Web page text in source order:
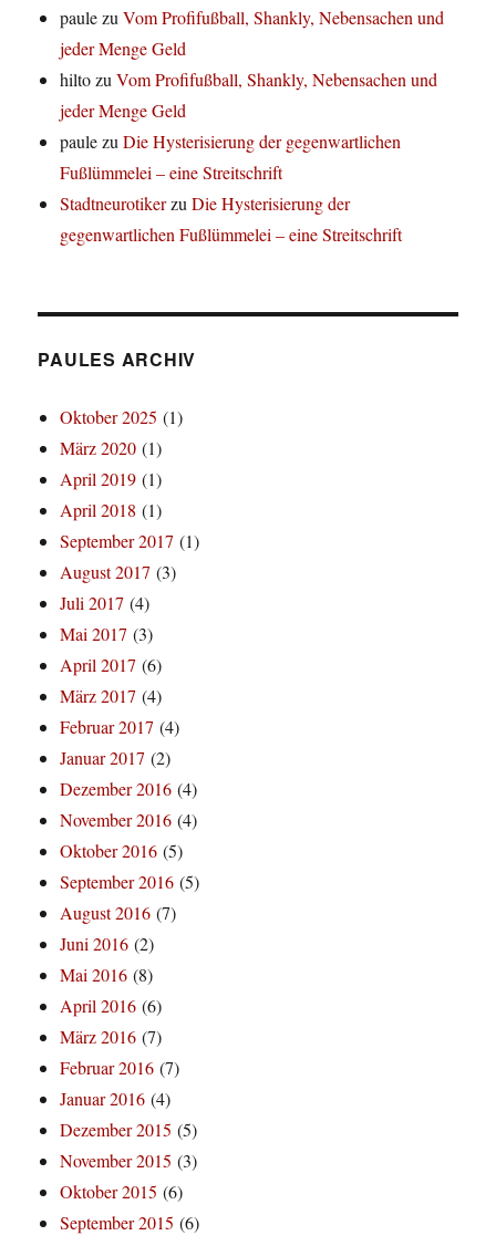
paulezuVom Profifußball, Shankly, Nebensachen und
jeder Menge Geld
hiltozuVom Profifußball, Shankly, Nebensachen und
jeder Menge Geld
paulezuDie Hysterisierung der gegenwartlichen
Fußlümmelei – eine Streitschrift
StadtneurotikerzuDie Hysterisierung der
gegenwartlichen Fußlümmelei – eine Streitschrift
PAULES ARCHIV
Oktober 2025 (1)
März 2020 (1)
April 2019 (1)
April 2018 (1)
September 2017 (1)
August 2017 (3)
Juli 2017 (4)
Mai 2017 (3)
April 2017 (6)
März 2017 (4)
Februar 2017 (4)
Januar 2017 (2)
Dezember 2016 (4)
November 2016 (4)
Oktober 2016 (5)
September 2016 (5)
August 2016 (7)
Juni 2016 (2)
Mai 2016 (8)
April 2016 (6)
März 2016 (7)
Februar 2016 (7)
Januar 2016 (4)
Dezember 2015 (5)
November 2015 (3)
Oktober 2015 (6)
September 2015 (6)